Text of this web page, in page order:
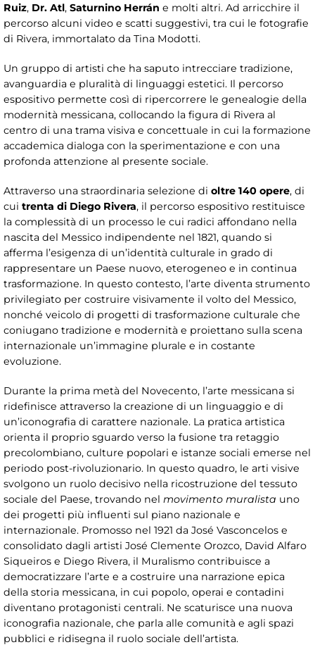
Ruiz, Dr. Atl, Saturnino Herrán e molti altri. Ad arricchire il
percorso alcuni video e scatti suggestivi, tra cui le fotografie
di Rivera, immortalato da Tina Modotti.
Un gruppo di artisti che ha saputo intrecciare tradizione,
avanguardia e pluralità di linguaggi estetici. Il percorso
espositivo permette così di ripercorrere le genealogie della
modernità messicana, collocando la figura di Rivera al
centro di una trama visiva e concettuale in cui la formazione
accademica dialoga con la sperimentazione e con una
profonda attenzione al presente sociale.
Attraverso una straordinaria selezione di oltre 140 opere, di
cui trenta di Diego Rivera, il percorso espositivo restituisce
la complessità di un processo le cui radici affondano nella
nascita del Messico indipendente nel 1821, quando si
afferma l’esigenza di un’identità culturale in grado di
rappresentare un Paese nuovo, eterogeneo e in continua
trasformazione. In questo contesto, l’arte diventa strumento
privilegiato per costruire visivamente il volto del Messico,
nonché veicolo di progetti di trasformazione culturale che
coniugano tradizione e modernità e proiettano sulla scena
internazionale un’immagine plurale e in costante
evoluzione.
Durante la prima metà del Novecento, l’arte messicana si
ridefinisce attraverso la creazione di un linguaggio e di
un’iconografia di carattere nazionale. La pratica artistica
orienta il proprio sguardo verso la fusione tra retaggio
precolombiano, culture popolari e istanze sociali emerse nel
periodo post-rivoluzionario. In questo quadro, le arti visive
svolgono un ruolo decisivo nella ricostruzione del tessuto
sociale del Paese, trovando nel movimento muralista uno
dei progetti più influenti sul piano nazionale e
internazionale. Promosso nel 1921 da José Vasconcelos e
consolidato dagli artisti José Clemente Orozco, David Alfaro
Siqueiros e Diego Rivera, il Muralismo contribuisce a
democratizzare l’arte e a costruire una narrazione epica
della storia messicana, in cui popolo, operai e contadini
diventano protagonisti centrali. Ne scaturisce una nuova
iconografia nazionale, che parla alle comunità e agli spazi
pubblici e ridisegna il ruolo sociale dell’artista.